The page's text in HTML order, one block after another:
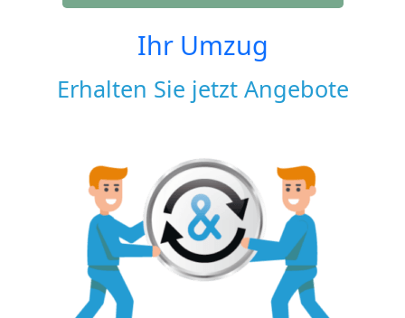
Ihr Umzug
Erhalten Sie jetzt Angebote